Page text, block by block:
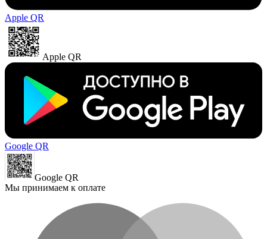
Apple QR
Apple QR
Google QR
Google QR
Мы принимаем к оплате